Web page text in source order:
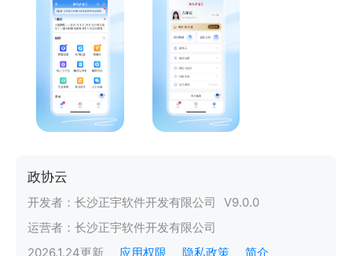
政协云
开发者： 长沙正宇软件开发有限公司 V9.0.0
运营者： 长沙正宇软件开发有限公司
2026.1.24更新 应用权限 隐私政策 简介